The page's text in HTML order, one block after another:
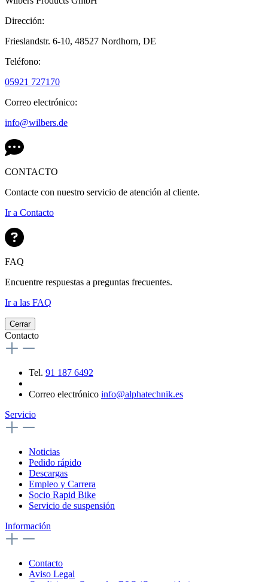
Dirección:
Frieslandstr. 6-10, 48527 Nordhorn, DE
Teléfono:
05921 727170
Correo electrónico:
info@wilbers.de
CONTACTO
Contacte con nuestro servicio de atención al cliente.
Ir a Contacto
FAQ
Encuentre respuestas a preguntas frecuentes.
Ir a las FAQ
Cerrar
Contacto
Tel. 91 187 6492
Correo electrónico info@alphatechnik.es
Servicio
Noticias
Pedido rápido
Descargas
Empleo y Carrera
Socio Rapid Bike
Servicio de suspensión
Información
Contacto
Aviso Legal